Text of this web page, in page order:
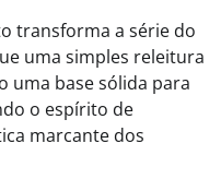
transforma a série do
uma simples releitura
uma base sólida para
o espírito de
marcante dos